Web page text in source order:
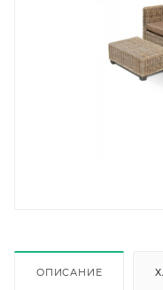
ОПИСАНИЕ